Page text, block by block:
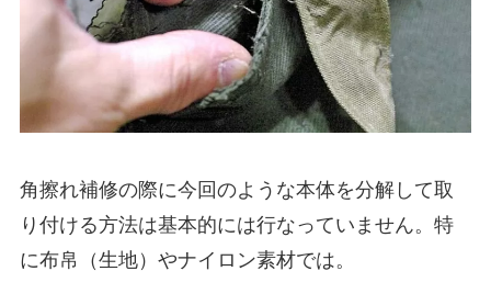
角擦れ補修の際に今回のような本体を分解して取
り付ける方法は基本的には行なっていません。特
に布帛（生地）やナイロン素材では。